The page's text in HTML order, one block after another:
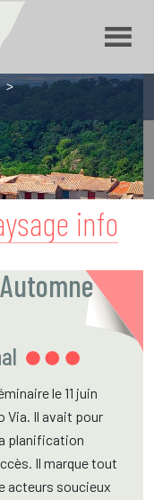
>
info
le 11 juin
Via. Il avait pour
planification
Il marque tout
acteurs soucieux